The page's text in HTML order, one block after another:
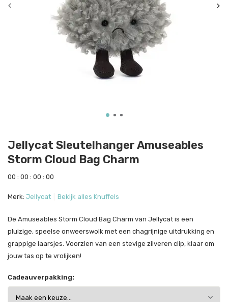
Jellycat Sleutelhanger Amuseables
Storm Cloud Bag Charm
00 : 00 : 00 : 00
Merk: Jellycat Bekijk alles Knuffels
De Amuseables Storm Cloud Bag Charm van Jellycat is een
pluizige, speelse onweerswolk met een chagrijnige uitdrukking en
grappige laarsjes. Voorzien van een stevige zilveren clip, klaar om
jouw tas op te vrolijken!
Cadeauverpakking: